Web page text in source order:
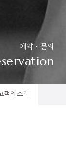
예약 · 문의
객의 소리